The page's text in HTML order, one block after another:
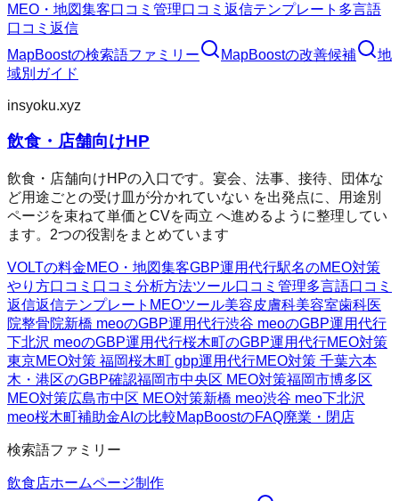
MEO・地図集客口コミ管理口コミ返信テンプレート 多言語
口コミ返信
MapBoostの検索語ファミリー MapBoostの改善候補
地
域別ガイド
insyoku.xyz
飲食・店舗向けHP
飲食・店舗向けHPの入口です。宴会、法事、接待、団体な
ど用途ごとの受け皿が分かれていない を出発点に、用途別
ページを束ねて単価とCVを両立 へ進めるように整理してい
ます。2つの役割をまとめています
VOLTの料金MEO・地図集客GBP運用代行駅名のMEO対策
やり方口コミ 口コミ分析方法ツール口コミ管理多言語口コミ
返信返信テンプレート MEOツール美容皮膚科美容室歯科医
院整骨院新橋 meoのGBP運用代行渋谷 meoのGBP運用代行
下北沢 meoのGBP運用代行桜木町のGBP運用代行MEO対策
東京MEO対策 福岡桜木町 gbp運用代行MEO対策 千葉六本
木・港区のGBP確認福岡市中央区 MEO対策福岡市博多区
MEO対策広島市中区 MEO対策新橋 meo渋谷 meo下北沢
meo桜木町補助金AIの比較MapBoostのFAQ廃業・閉店
検索語ファミリー
飲食店ホームページ制作